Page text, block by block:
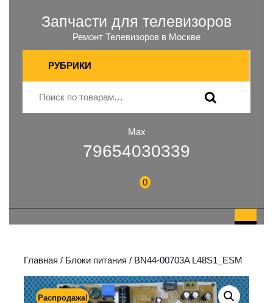
Запчасти для телевизоров
Ремонт Телевизоров в Москве
РУБРИКИ
Max
79654030339
0
Главная / Блоки питания / BN44-00703A L48S1_ESM
Распродажа!